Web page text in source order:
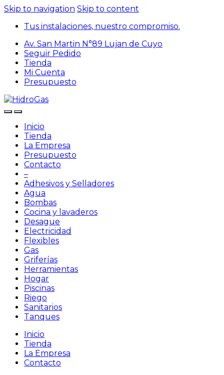
Skip to navigation Skip to content
Tus instalaciones, nuestro compromiso.
Av. San Martin N°89 Lujan de Cuyo
Seguir Pedido
Tienda
Mi Cuenta
Presupuesto
Inicio
Tienda
La Empresa
Presupuesto
Contacto
–
Adhesivos y Selladores
Agua
Bombas
Cocina y lavaderos
Desague
Electricidad
Flexibles
Gas
Griferías
Herramientas
Hogar
Piscinas
Riego
Sanitarios
Tanques
Inicio
Tienda
La Empresa
Contacto